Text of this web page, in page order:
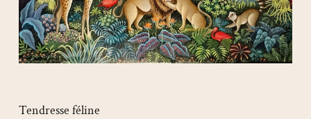
Tendresse féline